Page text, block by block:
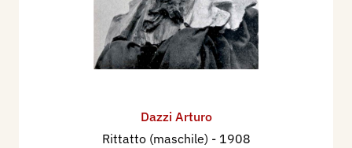
Dazzi Arturo
Rittatto (maschile) - 1908